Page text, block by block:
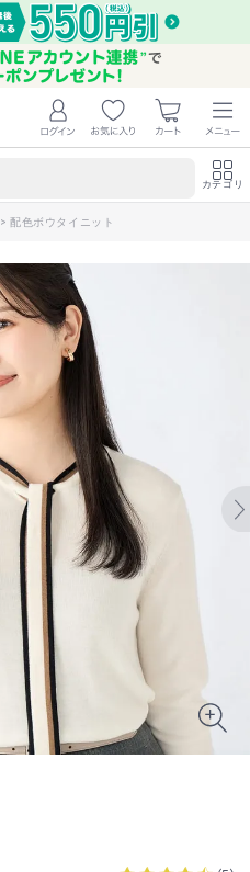
カテゴリ
>配色ボウタイニット